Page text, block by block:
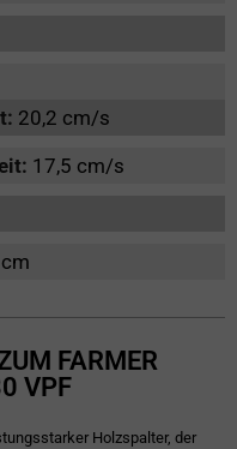
20,2 cm/s
17,5 cm/s
FARMER
VPF
Holzspalter, der